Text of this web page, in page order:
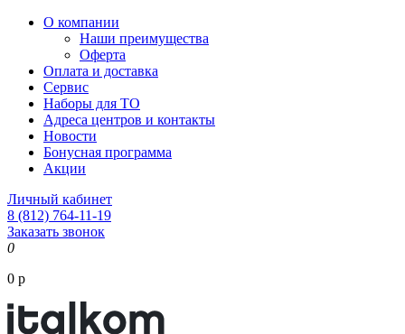
О компании
Наши преимущества
Оферта
Оплата и доставка
Сервис
Наборы для ТО
Адреса центров и контакты
Новости
Бонусная программа
Акции
Личный кабинет
8 (812) 764-11-19
Заказать звонок
0
0 р